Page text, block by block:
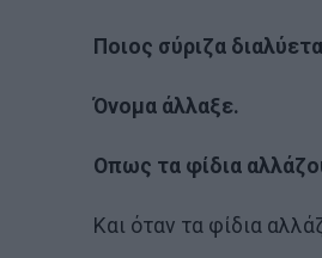
Ποιος σύριζα
Όνομα άλλαξε.
Οπως τα φίδια
Και όταν τα φίδια